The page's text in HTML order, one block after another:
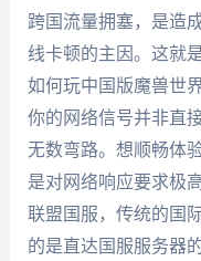
跨国流量拥塞，是造
线卡顿的主因。这就
如何玩中国版魔兽世
你的网络信号并非直
无数弯路。想顺畅体
是对网络响应要求极
联盟国服，传统的国
的是直达国服服务器